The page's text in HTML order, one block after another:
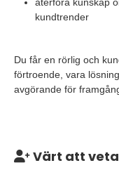
kundtrender
Du får en rörlig och
förtroende, vara
avgörande för
Värt att veta